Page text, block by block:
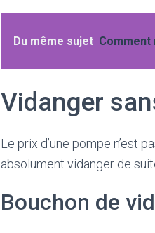
Du même sujet Comment
Vidanger
Le prix d’une pompe n’est
absolument vidanger de
Bouchon de